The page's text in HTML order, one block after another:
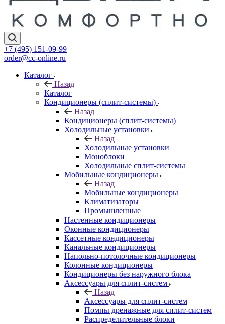
+7 (495) 151-09-99
order@cc-online.ru
Каталог
Назад
Каталог
Кондиционеры (сплит-системы)
Назад
Кондиционеры (сплит-системы)
Холодильные установки
Назад
Холодильные установки
Моноблоки
Холодильные сплит-системы
Мобильные кондиционеры
Назад
Мобильные кондиционеры
Климатизаторы
Промышленные
Настенные кондиционеры
Оконные кондиционеры
Кассетные кондиционеры
Канальные кондиционеры
Напольно-потолочные кондиционеры
Колонные кондиционеры
Кондиционеры без наружного блока
Аксессуары для сплит-систем
Назад
Аксессуары для сплит-систем
Помпы дренажные для сплит-систем
Распределительные блоки